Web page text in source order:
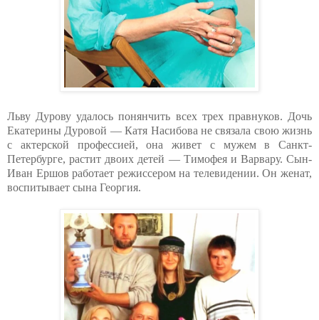
Льву Дурову удалось понянчить всех трех правнуков. Дочь
Екатерины Дуровой — Катя Насибова не связала свою жизнь
с актерской профессией, она живет с мужем в Санкт-
Петербурге, растит двоих детей — Тимофея и Варвару. Сын-
Иван Ершов работает режиссером на телевидении. Он женат,
воспитывает сына Георгия.